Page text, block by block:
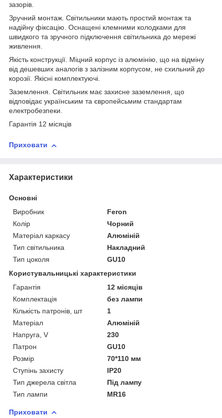
зазорів.
Зручний монтаж. Світильники мають простий монтаж та
надійну фіксацію. Оснащені клемними колодками для
швидкого та зручного підключення світильника до мережі
живлення.
Якість конструкції. Міцний корпус із алюмінію, що на відміну
від дешевших аналогів з залізним корпусом, не схильний до
корозії. Якісні комплектуючі.
Заземлення. Світильник має захисне заземлення, що
відповідає українським та європейсьмим стандартам
електробезпеки.
Гарантія 12 місяців
Приховати
Характеристики
Основні
Виробник
Feron
Колір
Чорний
Матеріал каркасу
Алюміній
Тип світильника
Накладний
Тип цоколя
GU10
Користувальницькі характеристики
Гарантія
12 місяців
Комплектація
без лампи
Кількість патронів, шт
1
Матеріал
Алюміній
Напруга, V
230
Патрон
GU10
Розмір
70*110 мм
Ступінь захисту
IP20
Тип джерела світла
Під лампу
Тип лампи
MR16
Приховати